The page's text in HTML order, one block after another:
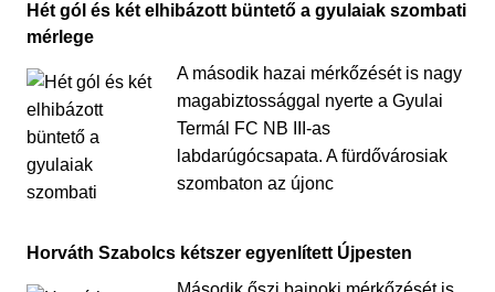
Hét gól és két elhibázott büntető a gyulaiak szombati
mérlege
A második hazai mérkőzését is nagy
magabiztossággal nyerte a Gyulai
Termál FC NB III-as
labdarúgócsapata. A fürdővárosiak
szombaton az újonc
Horváth Szabolcs kétszer egyenlített Újpesten